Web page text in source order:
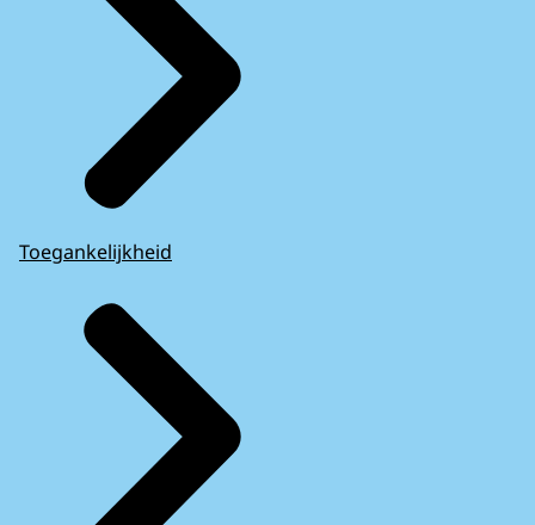
Toegankelijkheid